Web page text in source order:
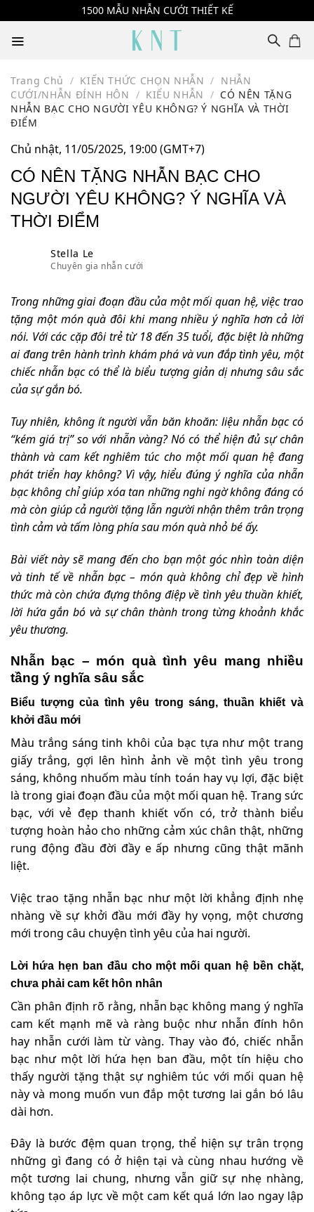
to
content
1500 MẪU NHẪN CƯỚI THIẾT KẾ
Trang Chủ / KIẾN THỨC CHỌN NHẪN / NHẪN
CƯỚI/NHẪN ĐÍNH HÔN / KIỂU NHẪN / CÓ NÊN TẶNG
NHẪN BẠC CHO NGƯỜI YÊU KHÔNG? Ý NGHĨA VÀ THỜI
ĐIỂM
Chủ nhật, 11/05/2025, 19:00 (GMT+7)
CÓ NÊN TẶNG NHẪN BẠC CHO
NGƯỜI YÊU KHÔNG? Ý NGHĨA VÀ
THỜI ĐIỂM
Stella Le
Chuyên gia nhẫn cưới
Trong những giai đoạn đầu của một mối quan hệ, việc trao
tặng một món quà đôi khi mang nhiều ý nghĩa hơn cả lời
nói. Với các cặp đôi trẻ từ 18 đến 35 tuổi, đặc biệt là những
ai đang trên hành trình khám phá và vun đắp tình yêu, một
chiếc nhẫn bạc có thể là biểu tượng giản dị nhưng sâu sắc
của sự gắn bó.
Tuy nhiên, không ít người vẫn băn khoăn: liệu nhẫn bạc có
“kém giá trị” so với nhẫn vàng? Nó có thể hiện đủ sự chân
thành và cam kết nghiêm túc cho một mối quan hệ đang
phát triển hay không? Vì vậy, hiểu đúng ý nghĩa của nhẫn
bạc không chỉ giúp xóa tan những nghi ngờ không đáng có
mà còn giúp cả người tặng lẫn người nhận thêm trân trọng
tình cảm và tấm lòng phía sau món quà nhỏ bé ấy.
Bài viết này sẽ mang đến cho bạn một góc nhìn toàn diện
và tinh tế về nhẫn bạc – món quà không chỉ đẹp về hình
thức mà còn chứa đựng thông điệp về tình yêu thuần khiết,
lời hứa gắn bó và sự chân thành trong từng khoảnh khắc
yêu thương.
Nhẫn bạc – món quà tình yêu mang nhiều
tầng ý nghĩa sâu sắc
Biểu tượng của tình yêu trong sáng, thuần khiết và
khởi đầu mới
Màu trắng sáng tinh khôi của bạc tựa như một trang
giấy trắng, gợi lên hình ảnh về một tình yêu trong
sáng, không nhuốm màu tính toán hay vụ lợi, đặc biệt
là trong giai đoạn đầu của một mối quan hệ. Trang sức
bạc, với vẻ đẹp thanh khiết vốn có, trở thành biểu
tượng hoàn hảo cho những cảm xúc chân thật, những
rung động đầu đời đầy e ấp nhưng cũng thật mãnh
liệt.
Việc trao tặng nhẫn bạc như một lời khẳng định nhẹ
nhàng về sự khởi đầu mới đầy hy vọng, một chương
mới trong câu chuyện tình yêu của hai người.
Lời hứa hẹn ban đầu cho một mối quan hệ bền chặt,
chưa phải cam kết hôn nhân
Cần phân định rõ rằng, nhẫn bạc không mang ý nghĩa
cam kết mạnh mẽ và ràng buộc như nhẫn đính hôn
hay nhẫn cưới làm từ vàng. Thay vào đó, chiếc nhẫn
bạc như một lời hứa hẹn ban đầu, một tín hiệu cho
thấy người tặng thật sự nghiêm túc với mối quan hệ
này và mong muốn vun đắp một tương lai gắn bó lâu
dài hơn.
Đây là bước đệm quan trọng, thể hiện sự trân trọng
những gì đang có ở hiện tại và cùng nhau hướng về
một tương lai chung, nhưng vẫn giữ sự nhẹ nhàng,
không tạo áp lực về một cam kết quá lớn lao ngay lập